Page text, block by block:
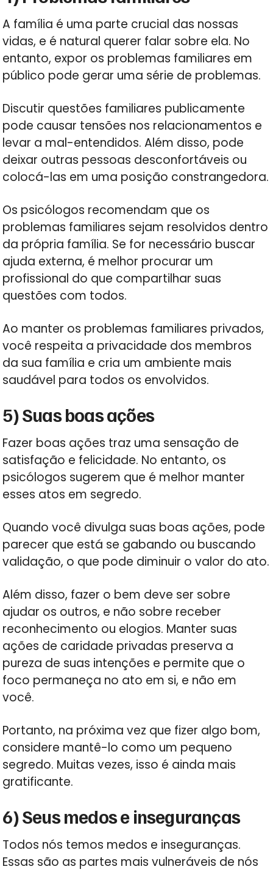
A família é uma parte crucial das nossas
vidas, e é natural querer falar sobre ela. No
entanto, expor os problemas familiares em
público pode gerar uma série de problemas.
Discutir questões familiares publicamente
pode causar tensões nos relacionamentos e
levar a mal-entendidos. Além disso, pode
deixar outras pessoas desconfortáveis ou
colocá-las em uma posição constrangedora.
Os psicólogos recomendam que os
problemas familiares sejam resolvidos dentro
da própria família. Se for necessário buscar
ajuda externa, é melhor procurar um
profissional do que compartilhar suas
questões com todos.
Ao manter os problemas familiares privados,
você respeita a privacidade dos membros
da sua família e cria um ambiente mais
saudável para todos os envolvidos.
5) Suas boas ações
Fazer boas ações traz uma sensação de
satisfação e felicidade. No entanto, os
psicólogos sugerem que é melhor manter
esses atos em segredo.
Quando você divulga suas boas ações, pode
parecer que está se gabando ou buscando
validação, o que pode diminuir o valor do ato.
Além disso, fazer o bem deve ser sobre
ajudar os outros, e não sobre receber
reconhecimento ou elogios. Manter suas
ações de caridade privadas preserva a
pureza de suas intenções e permite que o
foco permaneça no ato em si, e não em
você.
Portanto, na próxima vez que fizer algo bom,
considere mantê-lo como um pequeno
segredo. Muitas vezes, isso é ainda mais
gratificante.
6) Seus medos e inseguranças
Todos nós temos medos e inseguranças.
Essas são as partes mais vulneráveis de nós